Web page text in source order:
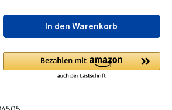
Gib den
In den Warenkorb